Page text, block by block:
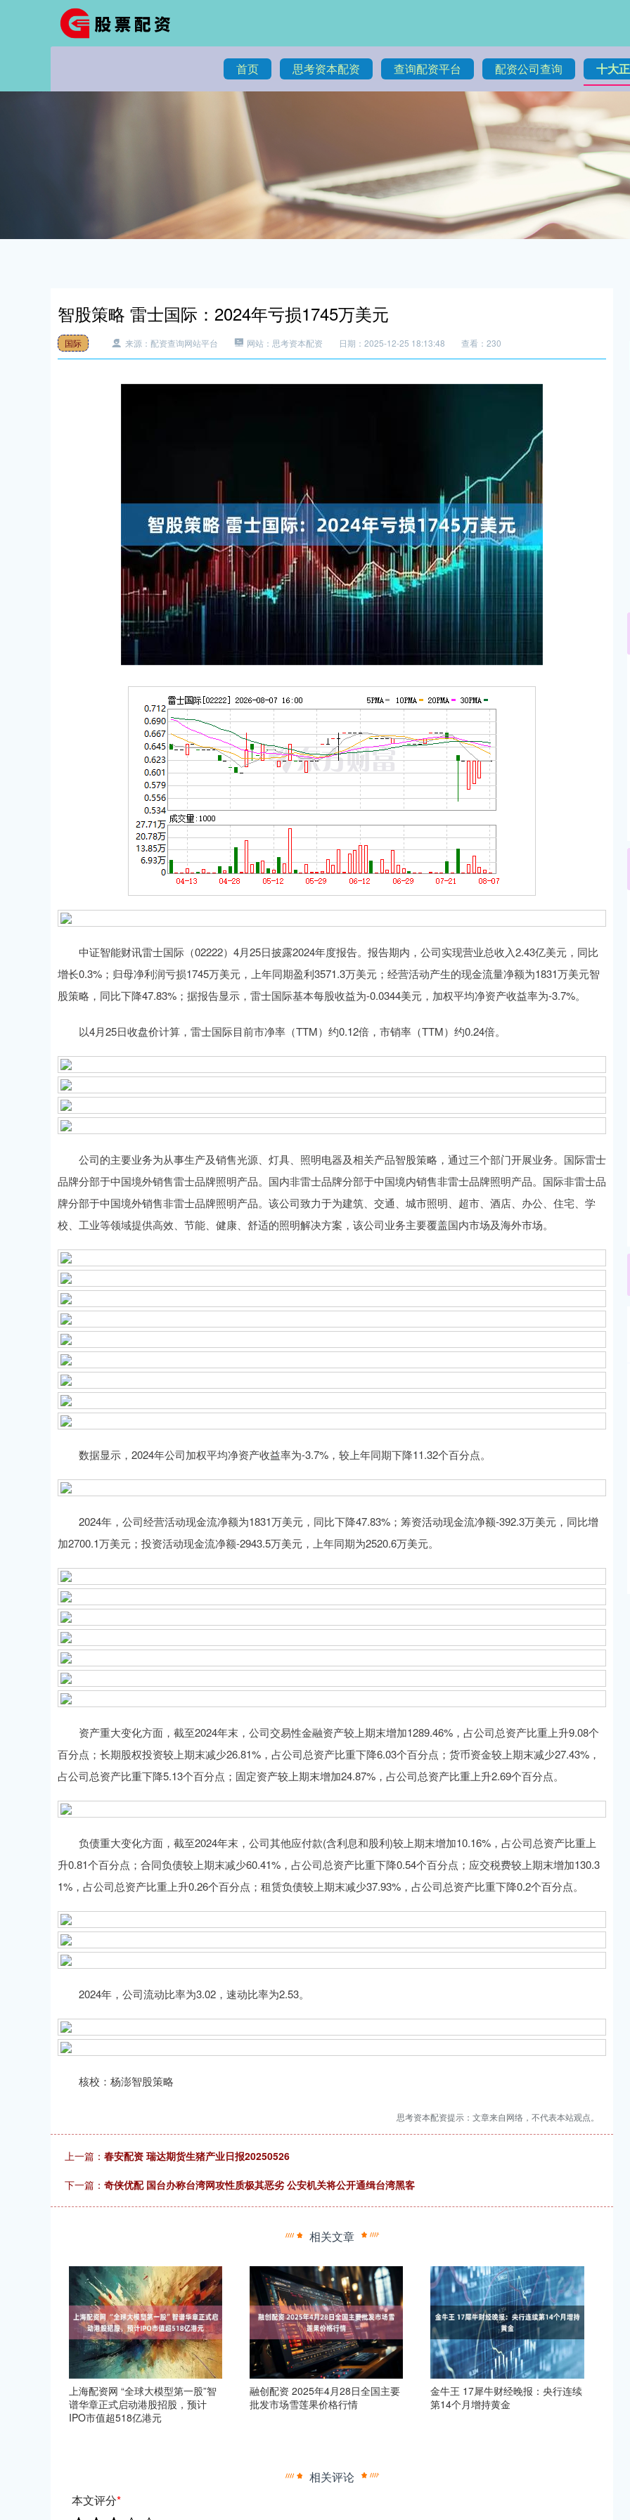
首页 思考资本配资 查询配资平台 配资公司查询 十大
智股策略 雷士国际：2024年亏损1745万美元
国际 来源：配资查询网站平台 网站：思考资本配资 日期：2025-12-25 18:13:48 查看：230
中证智能财讯雷士国际（02222）4月25日披露2024年度报告。报告期内，公司实现营业总收入2.43亿美元，同比
增长0.3%；归母净利润亏损1745万美元，上年同期盈利3571.3万美元；经营活动产生的现金流量净额为1831万美元智
股策略，同比下降47.83%；据报告显示，雷士国际基本每股收益为-0.0344美元，加权平均净资产收益率为-3.7%。
以4月25日收盘价计算，雷士国际目前市净率（TTM）约0.12倍，市销率（TTM）约0.24倍。
公司的主要业务为从事生产及销售光源、灯具、照明电器及相关产品智股策略，通过三个部门开展业务。国际雷士
品牌分部于中国境外销售雷士品牌照明产品。国内非雷士品牌分部于中国境内销售非雷士品牌照明产品。国际非雷士品
牌分部于中国境外销售非雷士品牌照明产品。该公司致力于为建筑、交通、城市照明、超市、酒店、办公、住宅、学
校、工业等领域提供高效、节能、健康、舒适的照明解决方案，该公司业务主要覆盖国内市场及海外市场。
数据显示，2024年公司加权平均净资产收益率为-3.7%，较上年同期下降11.32个百分点。
2024年，公司经营活动现金流净额为1831万美元，同比下降47.83%；筹资活动现金流净额-392.3万美元，同比增
加2700.1万美元；投资活动现金流净额-2943.5万美元，上年同期为2520.6万美元。
资产重大变化方面，截至2024年末，公司交易性金融资产较上期末增加1289.46%，占公司总资产比重上升9.08个
百分点；长期股权投资较上期末减少26.81%，占公司总资产比重下降6.03个百分点；货币资金较上期末减少27.43%，
占公司总资产比重下降5.13个百分点；固定资产较上期末增加24.87%，占公司总资产比重上升2.69个百分点。
负债重大变化方面，截至2024年末，公司其他应付款(含利息和股利)较上期末增加10.16%，占公司总资产比重上
升0.81个百分点；合同负债较上期末减少60.41%，占公司总资产比重下降0.54个百分点；应交税费较上期末增加130.3
1%，占公司总资产比重上升0.26个百分点；租赁负债较上期末减少37.93%，占公司总资产比重下降0.2个百分点。
2024年，公司流动比率为3.02，速动比率为2.53。
核校：杨澎智股策略
思考资本配资提示：文章来自网络，不代表本站观点。
上一篇： 春安配资 瑞达期货生猪产业日报20250526
下一篇： 奇侠优配 国台办称台湾网攻性质极其恶劣 公安机关将公开通缉台湾黑客
相关文章
上海配资网 “全球大模型第一股”智
谱华章正式启动港股招股，预计
IPO市值超518亿港元
融创配资 2025年4月28日全国主要
批发市场雪莲果价格行情
金牛王 17犀牛财经晚报：央行连续
第14个月增持黄金
相关评论
本文评分*
深证成指 14311.01 200.89 1.42% 沪深300 4694.44 43.13